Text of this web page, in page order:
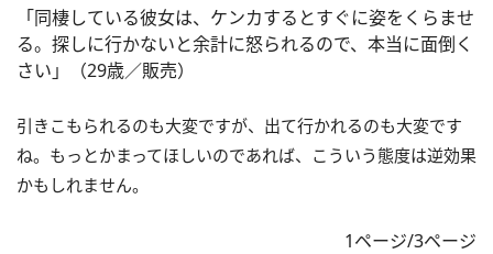
「同棲している彼女は、ケンカするとすぐに姿をくらませ
る。探しに行かないと余計に怒られるので、本当に面倒く
さい」（29歳／販売）
引きこもられるのも大変ですが、出て行かれるのも大変です
ね。もっとかまってほしいのであれば、こういう態度は逆効果
かもしれません。
1ページ/3ページ